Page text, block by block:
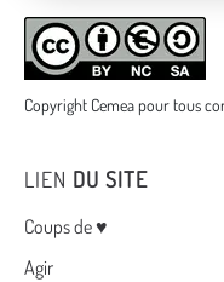
Copyright Cemea pour tous
LIEN DU SITE
Menu
Coups de ♥
Agir